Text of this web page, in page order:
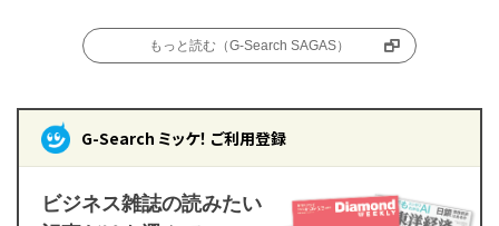
もっと読む（G-Search SAGAS）
G-Search ミッケ！ ご利用登録
ビジネス雑誌の読みたい